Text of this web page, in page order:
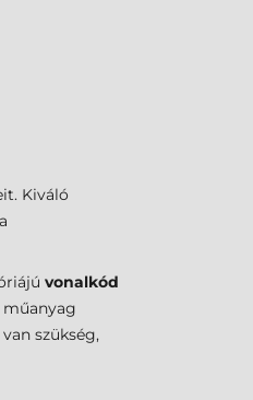
Kiváló
vonalkód
műanyag
szükség,